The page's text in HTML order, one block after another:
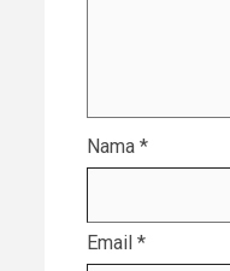
Nama *
Email *